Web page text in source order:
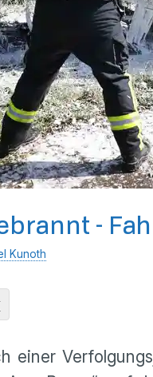
-
Kunoth
einer